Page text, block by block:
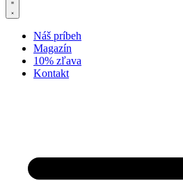
Náš príbeh
Magazín
10% zľava
Kontakt